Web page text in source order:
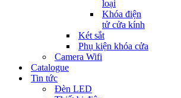
loại
Khóa điện
tử cửa kính
Két sắt
Phụ kiện khóa cửa
Camera Wifi
Catalogue
Tin tức
Đèn LED